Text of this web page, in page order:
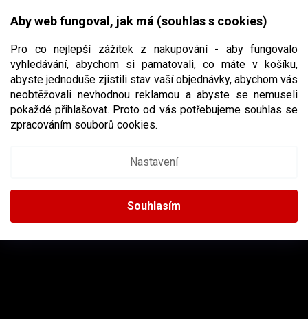
Aby web fungoval, jak má (souhlas s cookies)
Pro co nejlepší zážitek z nakupování - aby fungovalo
vyhledávání, abychom si pamatovali, co máte v košíku,
abyste jednoduše zjistili stav vaší objednávky, abychom vás
neobtěžovali nevhodnou reklamou a abyste se nemuseli
pokaždé přihlašovat. Proto od vás potřebujeme souhlas se
zpracováním souborů cookies.
Nastavení
Souhlasím
CZK
NÁKUPNÍ
NIKE
nebyly nalezeny...
AINSTAGRAM